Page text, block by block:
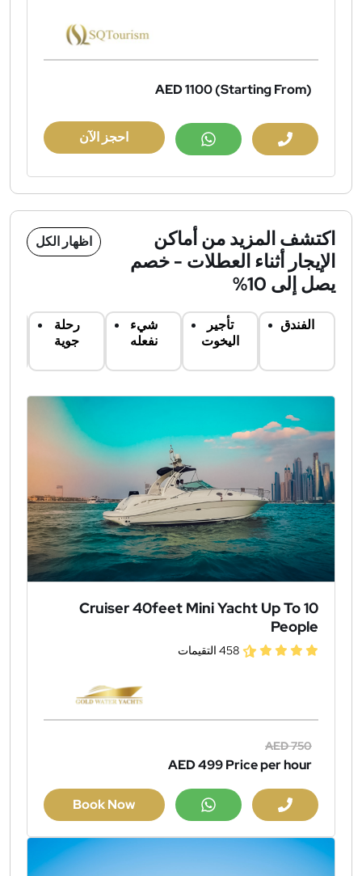
AED 1100(Starting From)
احجز الآن
اكتشف المزيد من أماكن
الإيجار أثناء العطلات - خصم
يصل إلى 10%
اظهار الكل
الفندق
تأجير
اليخوت
شيء
نفعله
رحلة
جوية
Cruiser 40feet Mini Yacht Up To 10
People
458 التقيمات
AED 750
AED 499Price per hour
Book Now